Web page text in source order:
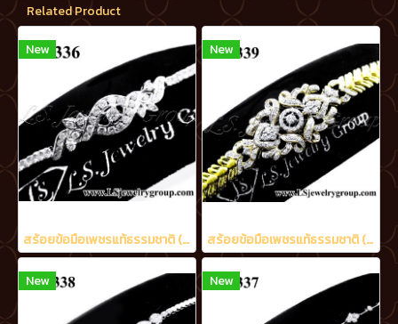
Related Product
New
สร้อยข้อมือเพชรแท้ธรรมชาติ (Natural Diamonds) 2.05 Ct.
New
สร้อยข้อมือเพชรแท้ธรรมชาติ (Natural Diamonds) 3.20 Ct.
New New